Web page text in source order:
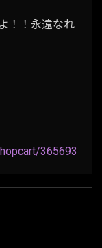
！！永遠なれ
365693